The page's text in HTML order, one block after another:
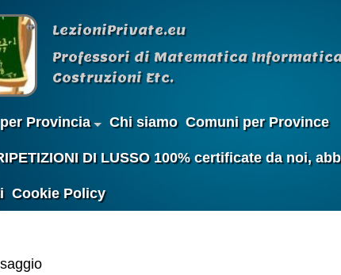
LezioniPrivate.eu
Professori di Matematica
Costruzioni Etc.
Provincia Chi siamo Comuni per Province
DI LUSSO 100% certificate da noi,
Cookie Policy